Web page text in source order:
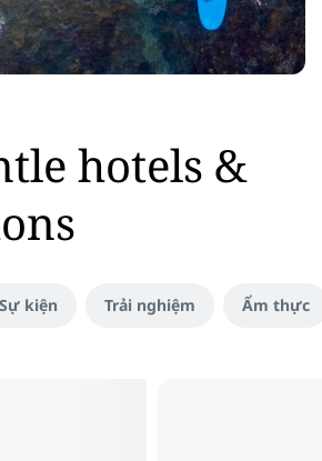
hotels &
Sự kiện Trải nghiệm Ẩm thực